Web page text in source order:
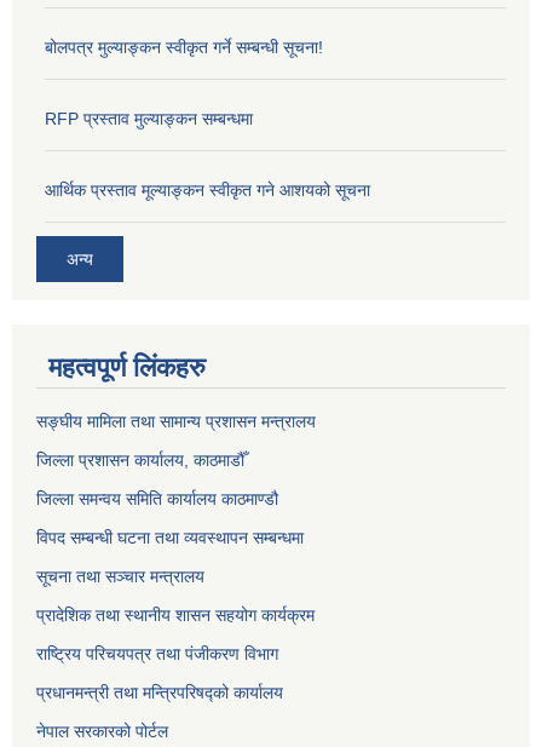
बोलपत्र मुल्याङ्कन स्वीकृत गर्ने सम्बन्धी सूचना!
RFP प्रस्ताव मुल्याङ्कन सम्बन्धमा
आर्थिक प्रस्ताव मूल्याङ्कन स्वीकृत गने आशयको सूचना
अन्य
महत्वपूर्ण लिंकहरु
सङ्‍घीय मामिला तथा सामान्य प्रशासन मन्त्रालय
जिल्ला प्रशासन कार्यालय, काठमाडौँ
जिल्ला समन्वय समिति कार्यालय काठमाण्ड‌ौ
विपद सम्बन्धी घटना तथा व्यवस्थापन सम्बन्धमा
सूचना तथा सञ्चार मन्त्रालय
प्रादेशिक तथा स्थानीय शासन सहयोग कार्यक्रम
राष्ट्रिय परिचयपत्र तथा पंजीकरण विभाग
प्रधानमन्त्री तथा मन्त्रिपरिषद्को कार्यालय
नेपाल सरकारको पोर्टल